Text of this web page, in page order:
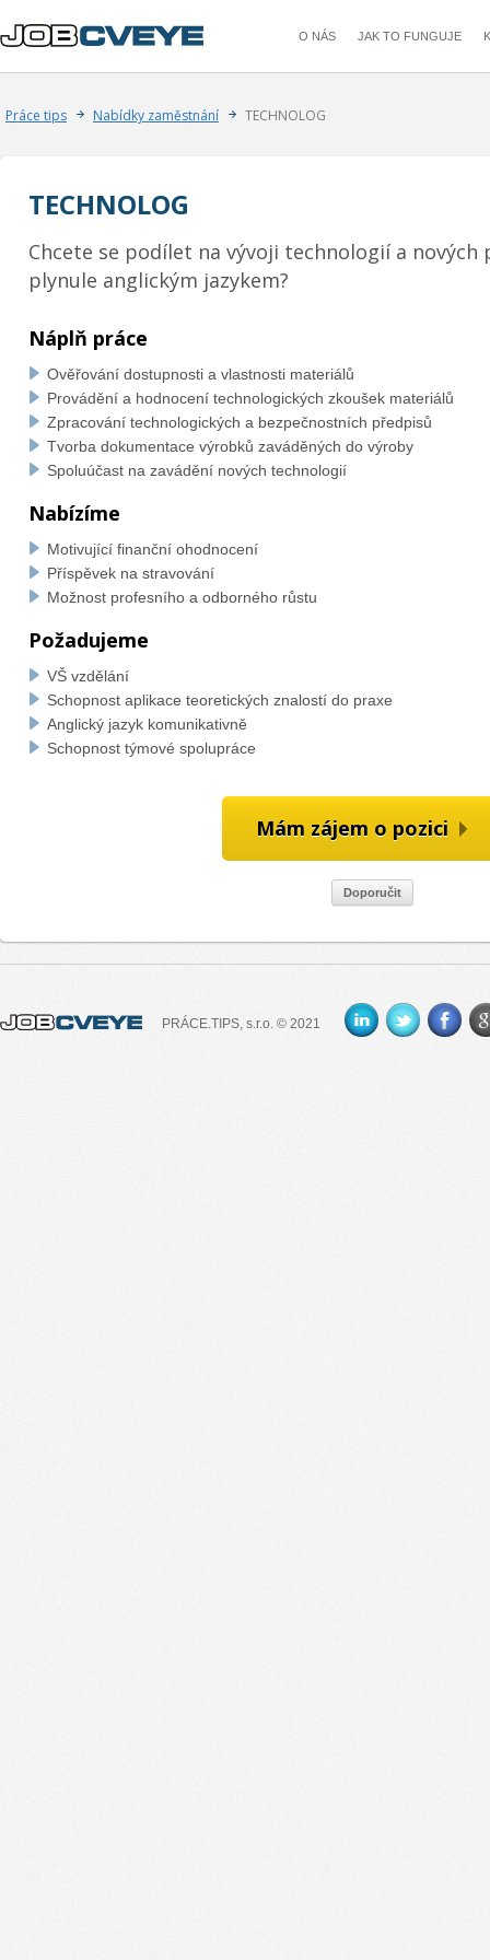
JOBCVEYE O NÁS JAK TO FUNGUJE
Práce tips Nabídky zaměstnání TECHNOLOG
TECHNOLOG
Chcete se podílet na vývoji technologií a nových
plynule anglickým jazykem?
Náplň práce
Ověřování dostupnosti a vlastnosti materiálů
Provádění a hodnocení technologických zkoušek materiálů
Zpracování technologických a bezpečnostních předpisů
Tvorba dokumentace výrobků zaváděných do výroby
Spoluúčast na zavádění nových technologií
Nabízíme
Motivující finanční ohodnocení
Příspěvek na stravování
Možnost profesního a odborného růstu
Požadujeme
VŠ vzdělání
Schopnost aplikace teoretických znalostí do praxe
Anglický jazyk komunikativně
Schopnost týmové spolupráce
Mám zájem o pozici
Doporučit
PRÁCE.TIPS, s.r.o. © 2021